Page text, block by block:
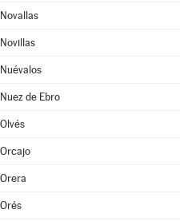
Novallas
Novillas
Nuévalos
Nuez de Ebro
Olvés
Orcajo
Orera
Orés